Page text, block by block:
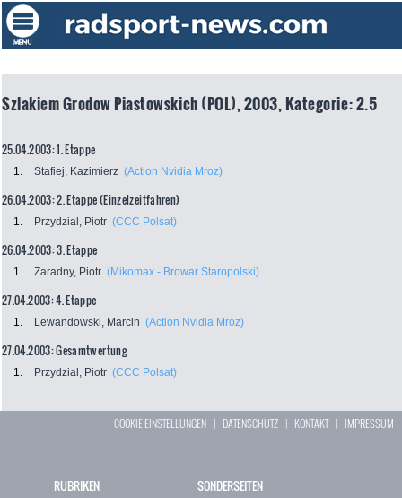
Szlakiem Grodow Piastowskich (POL), 2003, Kategorie: 2.5
25.04.2003: 1. Etappe
1. Stafiej, Kazimierz (Action Nvidia Mroz)
26.04.2003: 2. Etappe (Einzelzeitfahren)
1. Przydzial, Piotr (CCC Polsat)
26.04.2003: 3. Etappe
1. Zaradny, Piotr (Mikomax - Browar Staropolski)
27.04.2003: 4. Etappe
1. Lewandowski, Marcin (Action Nvidia Mroz)
27.04.2003: Gesamtwertung
1. Przydzial, Piotr (CCC Polsat)
COOKIE EINSTELLUNGEN | DATENSCHUTZ | KONTAKT| IMPRESSUM
RUBRIKEN SONDERSEITEN